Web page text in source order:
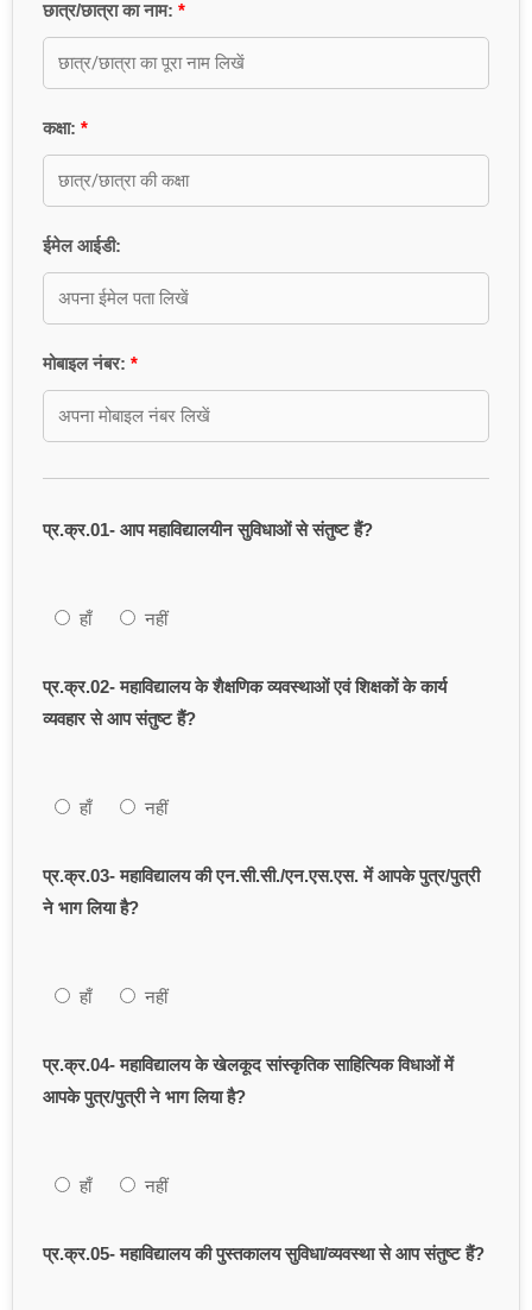
छात्र/छात्रा का नाम:
कक्षा:
ईमेल आईडी:
मोबाइल नंबर:
प्र.क्र.01- आप महाविद्यालयीन सुविधाओं से संतुष्ट हैं?
हाँ नहीं
प्र.क्र.02- महाविद्यालय के शैक्षणिक व्यवस्थाओं एवं शिक्षकों के कार्य
व्यवहार से आप संतुष्ट हैं?
हाँ नहीं
प्र.क्र.03- महाविद्यालय की एन.सी.सी./एन.एस.एस. में आपके पुत्र/पुत्री
ने भाग लिया है?
हाँ नहीं
प्र.क्र.04- महाविद्यालय के खेलकूद सांस्कृतिक साहित्यिक विधाओं में
आपके पुत्र/पुत्री ने भाग लिया है?
हाँ नहीं
प्र.क्र.05- महाविद्यालय की पुस्तकालय सुविधा/व्यवस्था से आप संतुष्ट हैं?